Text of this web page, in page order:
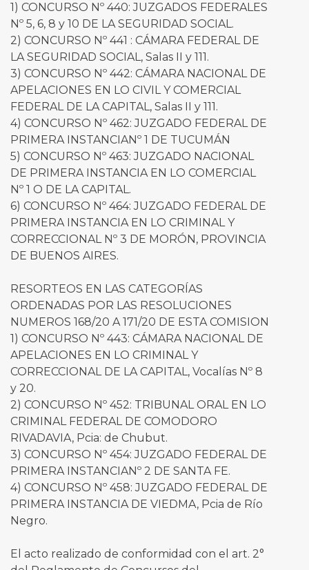
1) CONCURSO Nº 440: JUZGADOS FEDERALES
Nº 5, 6, 8 y 10 DE LA SEGURIDAD SOCIAL.
2) CONCURSO Nº 441 : CÁMARA FEDERAL DE
LA SEGURIDAD SOCIAL, Salas II y 111.
3) CONCURSO Nº 442: CÁMARA NACIONAL DE
APELACIONES EN LO CIVIL Y COMERCIAL
FEDERAL DE LA CAPITAL, Salas II y 111.
4) CONCURSO Nº 462: JUZGADO FEDERAL DE
PRIMERA INSTANCIANº 1 DE TUCUMÁN
5) CONCURSO Nº 463: JUZGADO NACIONAL
DE PRIMERA INSTANCIA EN LO COMERCIAL
Nº 1 O DE LA CAPITAL.
6) CONCURSO Nº 464: JUZGADO FEDERAL DE
PRIMERA INSTANCIA EN LO CRIMINAL Y
CORRECCIONAL Nº 3 DE MORÓN, PROVINCIA
DE BUENOS AIRES.
RESORTEOS EN LAS CATEGORÍAS
ORDENADAS POR LAS RESOLUCIONES
NUMEROS 168/20 A 171/20 DE ESTA COMISION
1) CONCURSO Nº 443: CÁMARA NACIONAL DE
APELACIONES EN LO CRIMINAL Y
CORRECCIONAL DE LA CAPITAL, Vocalías Nº 8
y 20.
2) CONCURSO Nº 452: TRIBUNAL ORAL EN LO
CRIMINAL FEDERAL DE COMODORO
RIVADAVIA, Pcia: de Chubut.
3) CONCURSO Nº 454: JUZGADO FEDERAL DE
PRIMERA INSTANCIANº 2 DE SANTA FE.
4) CONCURSO Nº 458: JUZGADO FEDERAL DE
PRIMERA INSTANCIA DE VIEDMA, Pcia de Río
Negro.
El acto realizado de conformidad con el art. 2°